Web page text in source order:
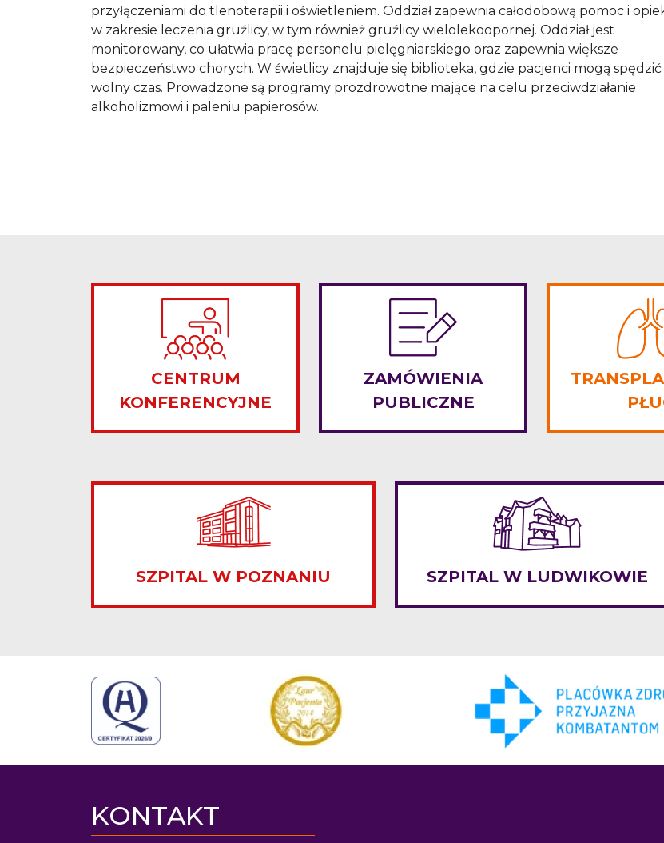
przyłączeniami do tlenoterapii i oświetleniem. Oddział zapewnia całodobową pomoc i
w zakresie leczenia gruźlicy, w tym również gruźlicy wielolekoopornej. Oddział jest
monitorowany, co ułatwia pracę personelu pielęgniarskiego oraz zapewnia większe
bezpieczeństwo chorych. W świetlicy znajduje się biblioteka, gdzie pacjenci mogą spędzić
wolny czas. Prowadzone są programy prozdrowotne mające na celu przeciwdziałanie
alkoholizmowi i paleniu papierosów.
CENTRUM
KONFERENCYJNE
ZAMÓWIENIA
PUBLICZNE
SZPITAL W POZNANIU SZPITAL W LUDWIKOWIE
KONTAKT